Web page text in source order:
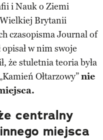
i Nauk o Ziemi
Brytanii
czasopisma Journal of
w nim swoje
że stuletnia teoria była
Ołtarzowy”nie
centralny
miejsca